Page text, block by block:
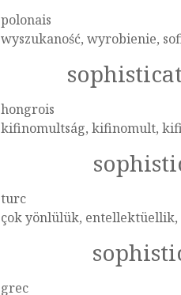
polonais
wyszukaność, wyrobienie,
hongrois
kifinomultság, kifinomult,
turc
çok yönlülük,
grec